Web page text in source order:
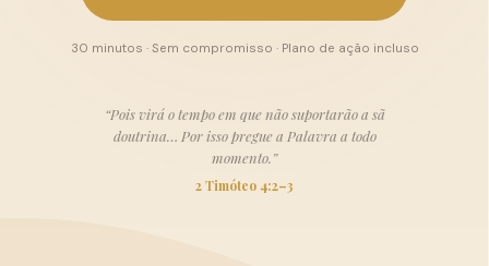
30 minutos · Sem compromisso · Plano de ação incluso
“Pois virá o tempo em que não suportarão a sã
doutrina… Por isso pregue a Palavra a todo
momento.”
2 Timóteo 4:2–3